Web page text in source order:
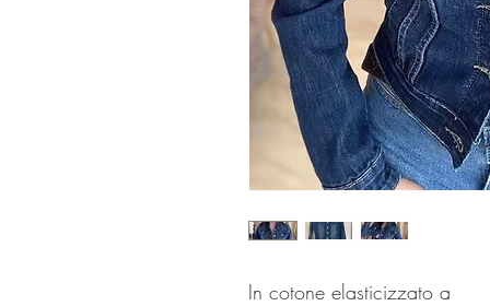
In cotone elasticizzato a